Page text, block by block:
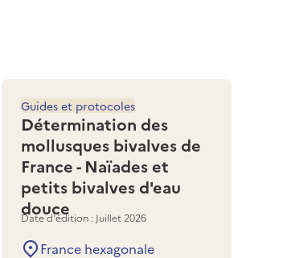
Détermination des
mollusques bivalves de
France - Naïades et
petits bivalves d'eau
douce
Guides et protocoles
Date d'édition : Juillet 2026
France hexagonale